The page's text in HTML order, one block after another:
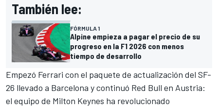
También lee:
FÓRMULA 1
Alpine empieza a pagar el precio de su
progreso en la F1 2026 con menos
tiempo de desarrollo
Empezó Ferrari con el paquete de actualización del SF-
26 llevado a Barcelona y continuó Red Bull en Austria:
el equipo de Milton Keynes ha revolucionado